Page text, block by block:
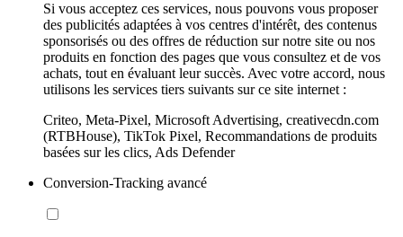
Si vous acceptez ces services, nous pouvons vous proposer
des publicités adaptées à vos centres d'intérêt, des contenus
sponsorisés ou des offres de réduction sur notre site ou nos
produits en fonction des pages que vous consultez et de vos
achats, tout en évaluant leur succès. Avec votre accord, nous
utilisons les services tiers suivants sur ce site internet :
Criteo, Meta-Pixel, Microsoft Advertising, creativecdn.com
(RTBHouse), TikTok Pixel, Recommandations de produits
basées sur les clics, Ads Defender
Conversion-Tracking avancé